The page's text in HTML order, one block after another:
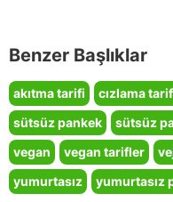
Benzer Başlıklar
akıtma tarifi cızlama
sütsüz pankek
sütsüz
vegan
vegan tarifler
yumurtasız
yumurtasız